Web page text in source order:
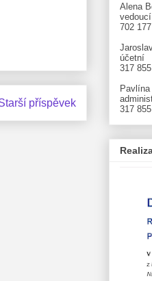
příspěvek
Alena
702
účetní
317
317